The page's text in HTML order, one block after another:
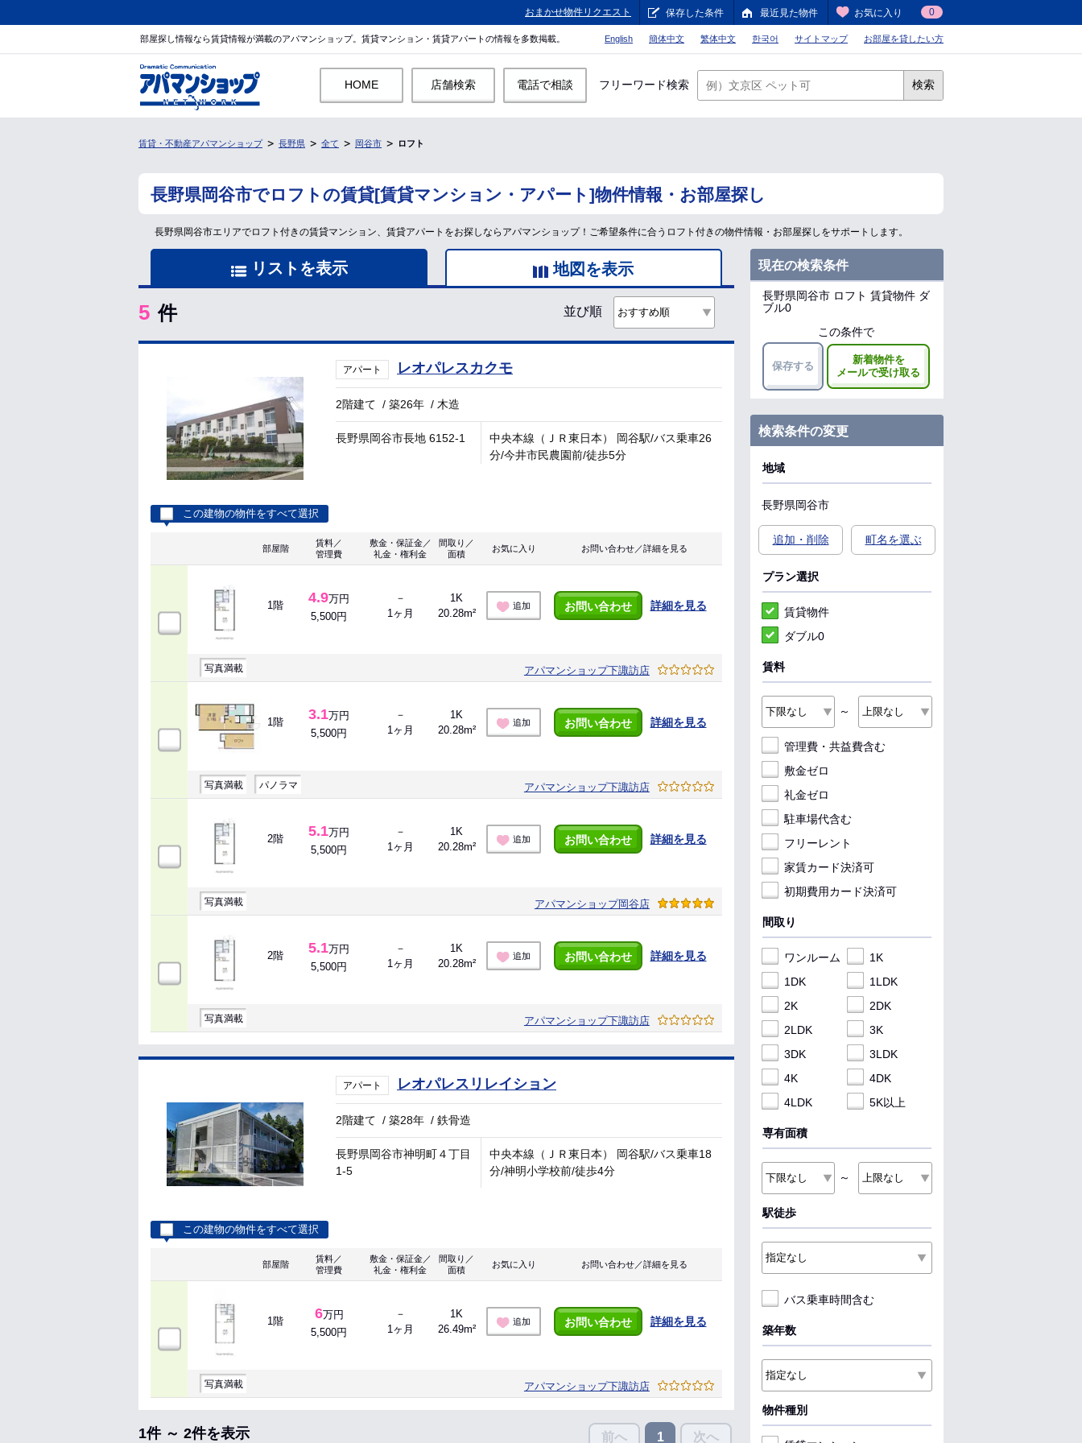
おまかせ物件リクエスト 保存した条件 最近見た物件 お気に入り 0
部屋探し情報なら賃貸情報が満載のアパマンショップ。賃貸マンション・賃貸アパートの情報を多数掲載。 English 簡体中文 繁体中文 한국어 サイトマップ お部屋を貸したい方
HOME 店舗検索 電話で相談 フリーワード検索 検索
賃貸・不動産アパマンショップ 長野県 全て 岡谷市 ロフト
長野県岡谷市でロフトの賃貸[賃貸マンション・アパート]物件情報・お部屋探し
長野県岡谷市エリアでロフト付きの賃貸マンション、賃貸アパートをお探しならアパマンショップ！ご希望条件に合うロフト付きの物件情報・お部屋探しをサポートします。
リストを表示 地図を表示
5 件 並び順
アパート レオパレスカクモ
2階建て /築26年 / 木造
長野県岡谷市長地 6152-1
中央本線（ＪＲ東日本） 岡谷駅/バス乗車26
分/今井市民農園前/徒歩5分
この建物の物件をすべて選択
部屋階
賃料／
管理費
敷金・保証金／
礼金・権利金
間取り／
面積
お気に入り お問い合わせ／詳細を見る
1階 4.9万円
5,500円
－
1ヶ月
1K
20.28m²
追加 お問い合わせ 詳細を見る
写真満載 アパマンショップ下諏訪店
1階 3.1万円
5,500円
－
1ヶ月
1K
20.28m²
追加 お問い合わせ 詳細を見る
写真満載 パノラマ アパマンショップ下諏訪店
2階 5.1万円
5,500円
－
1ヶ月
1K
20.28m²
追加 お問い合わせ 詳細を見る
写真満載 アパマンショップ岡谷店
2階 5.1万円
5,500円
－
1ヶ月
1K
20.28m²
追加 お問い合わせ 詳細を見る
写真満載 アパマンショップ下諏訪店
アパート レオパレスリレイション
2階建て /築28年 /鉄骨造
長野県岡谷市神明町４丁目
1-5
中央本線（ＪＲ東日本） 岡谷駅/バス乗車18
分/神明小学校前/徒歩4分
この建物の物件をすべて選択
部屋階
賃料／
管理費
敷金・保証金／
礼金・権利金
間取り／
面積
お気に入り お問い合わせ／詳細を見る
1階 6万円
5,500円
－
1ヶ月
1K
26.49m²
追加 お問い合わせ 詳細を見る
写真満載 アパマンショップ下諏訪店
1件 ～ 2件を表示 前へ 1 次へ
現在の検索条件
長野県岡谷市 ロフト 賃貸物件 ダ
ブル0
この条件で
保存する
新着物件を
メールで受け取る
検索条件の変更
地域
長野県岡谷市
追加・削除 町名を選ぶ
プラン選択
賃貸物件
ダブル0
賃料
～
管理費・共益費含む
敷金ゼロ
礼金ゼロ
駐車場代含む
フリーレント
家賃カード決済可
初期費用カード決済可
間取り
ワンルーム
1K
1DK
1LDK
2K
2DK
2LDK
3K
3DK
3LDK
4K
4DK
4LDK
5K以上
専有面積
～
駅徒歩
バス乗車時間含む
築年数
物件種別